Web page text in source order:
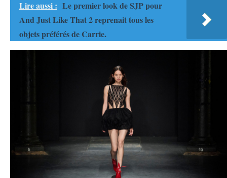
Lire aussi : Le premier look de SJP pour
And Just Like That 2 reprenait tous les
objets préférés de Carrie.